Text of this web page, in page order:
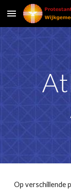
Skip to main
Op verschillende